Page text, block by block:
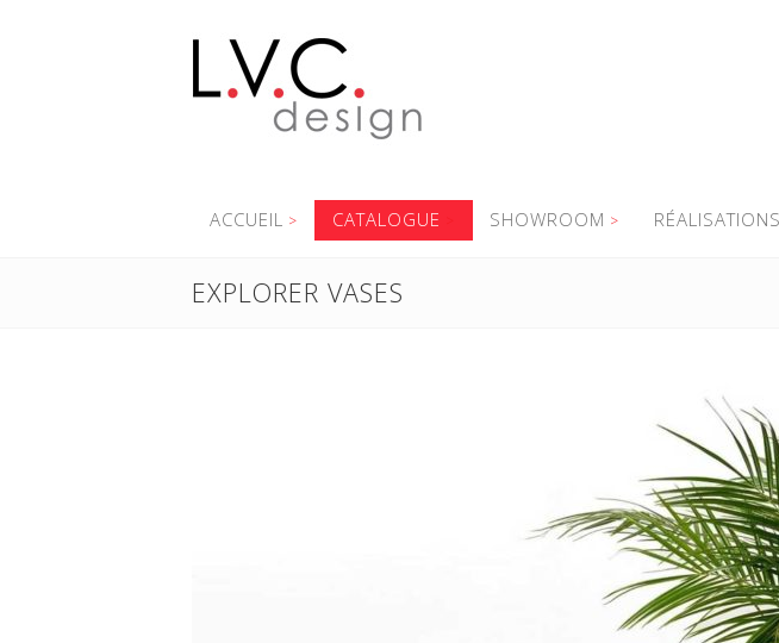
ACCUEIL CATALOGUE SHOWROOM RÉALISATIONS
EXPLORER VASES